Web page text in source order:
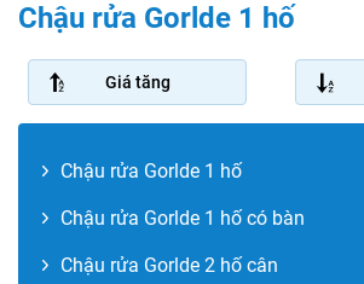
Chậu rửa Gorlde 1 hố
Giá tăng
Chậu rửa Gorlde 1 hố
Chậu rửa Gorlde 1 hố có bàn
Chậu rửa Gorlde 2 hố cân